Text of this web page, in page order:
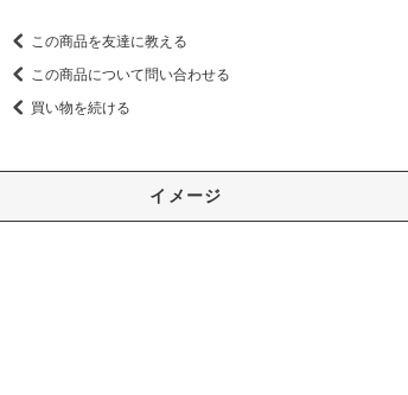
この商品を友達に教える
この商品について問い合わせる
買い物を続ける
イメージ